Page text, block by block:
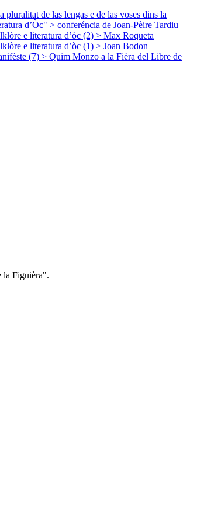
pluralitat de las lengas e de las voses dins la
d’Òc" > conferéncia de Joan-Pèire Tardiu
e literatura d’òc (2) > Max Roqueta
e literatura d’òc (1) > Joan Bodon
(7) > Quim Monzo a la Fièra del Libre de
la Figuièra".